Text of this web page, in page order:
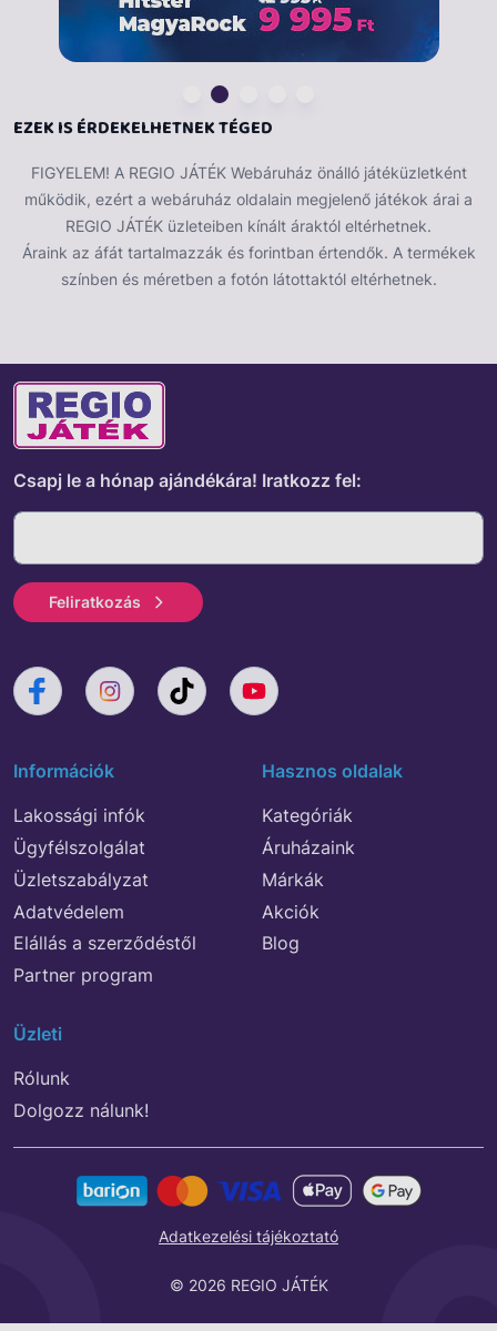
EZEK IS ÉRDEKELHETNEK TÉGED
FIGYELEM! A REGIO JÁTÉK Webáruház önálló játéküzletként
működik, ezért a webáruház oldalain megjelenő játékok árai a
REGIO JÁTÉK üzleteiben kínált áraktól eltérhetnek.
Áraink az áfát tartalmazzák és forintban értendők. A termékek
színben és méretben a fotón látottaktól eltérhetnek.
Csapj le a hónap ajándékára! Iratkozz fel:
Feliratkozás
Információk
Lakossági infók
Ügyfélszolgálat
Üzletszabályzat
Adatvédelem
Elállás a szerződéstől
Partner program
Hasznos oldalak
Kategóriák
Áruházaink
Márkák
Akciók
Blog
Üzleti
Rólunk
Dolgozz nálunk!
© 2026 REGIO JÁTÉK
Adatkezelési tájékoztató